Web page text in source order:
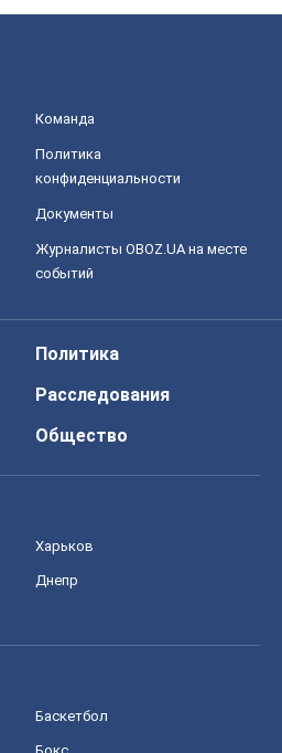
Команда
Политика
конфиденциальности
Документы
Журналисты OBOZ.UA на месте
событий
Политика
Расследования
Общество
Харьков
Днепр
Баскетбол